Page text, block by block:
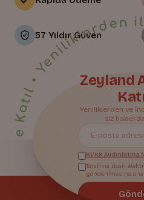
57 Yıldır Güven
Bize Katıl• Yeniliklerden ilk sen haberdar ol • Bize Katıl • Yeniliklerden ilk sen haberdar ol • Bize Katıl • Yeniliklerden ilk sen haberdar ol • Bize Katıl • Yeniliklerden ilk sen haberdar ol • Bize Katıl • Yeniliklerden ilk sen haberdar ol • Bize Katıl • Yeniliklerden ilk sen haberdar
Zeyland
Yeniliklerden ve
siz
KVKK Aydınlatma
Tarafıma ticari
gönderilmesine